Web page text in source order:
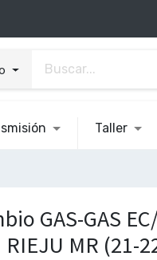
Taller
GAS-GAS
MR (21-